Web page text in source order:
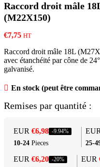
Raccord droit mâle
(M22X150)
€7,75 HT
Raccord droit mâle 18L
avec étanchéité par cône de
galvanisé.
En stock (peut être
Remises par quantité :
EUR €6,98 -9.94%
10-24 Pieces
EUR
25-
EUR €6,20 -20% EUR